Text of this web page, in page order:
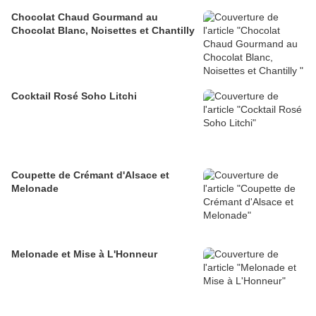
Chocolat Chaud Gourmand au
Chocolat Blanc, Noisettes et Chantilly
Cocktail Rosé Soho Litchi
Coupette de Crémant d'Alsace et
Melonade
Melonade et Mise à L'Honneur